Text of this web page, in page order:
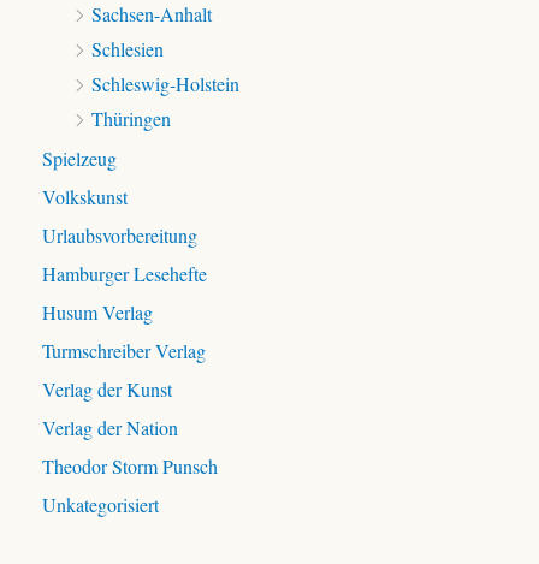
Sachsen-Anhalt
Schlesien
Schleswig-Holstein
Thüringen
Spielzeug
Volkskunst
Urlaubsvorbereitung
Hamburger Lesehefte
Husum Verlag
Turmschreiber Verlag
Verlag der Kunst
Verlag der Nation
Theodor Storm Punsch
Unkategorisiert